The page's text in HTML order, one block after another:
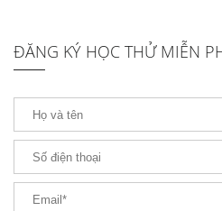
ĐĂNG KÝ HỌC THỬ MIỄN